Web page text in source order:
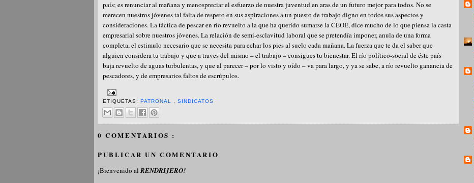
país; es renunciar al mañana y menospreciar el esfuerzo de nuestra juventud en aras de un futuro mejor para todos. No se
merecen nuestros jóvenes tal falta de respeto en sus aspiraciones a un puesto de trabajo digno en todos sus aspectos y
consideraciones. La táctica de pescar en río revuelto a la que ha querido sumarse la CEOE, dice mucho de lo que piensa la casta
empresarial sobre nuestros jóvenes. La relación de semi-esclavitud laboral que se pretendía imponer, anula de una forma
completa, el estimulo necesario que se necesita para echar los pies al suelo cada mañana. La fuerza que te da el saber que
alguien considera tu trabajo y que a traves del mismo – el trabajo – consigues tu bienestar. El río político-social de éste país
baja revuelto de aguas turbulentas, y que al parecer – por lo visto y oído – va para largo, y ya se sabe, a río revuelto ganancia de
pescadores, y de empresarios faltos de escrúpulos.
ETIQUETAS:PATRONAL ,SINDICATOS
0 COMENTARIOS :
PUBLICAR UN COMENTARIO
¡Bienvenido alRENDRIJERO!